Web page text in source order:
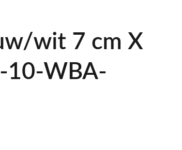
wit 7 cm X
10-WBA-